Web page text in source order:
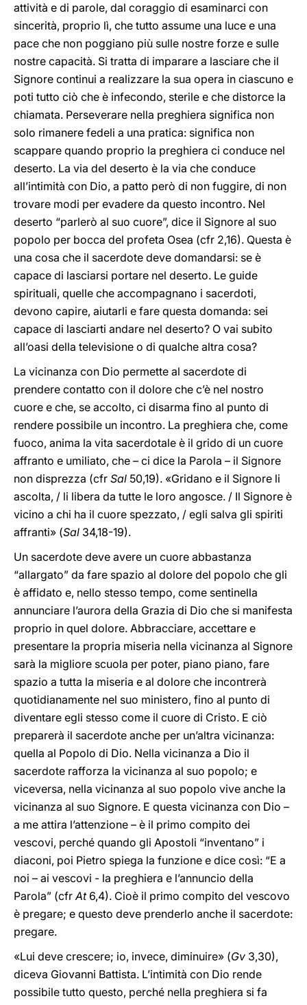
attività e di parole, dal coraggio di esaminarci con
sincerità, proprio lì, che tutto assume una luce e una
pace che non poggiano più sulle nostre forze e sulle
nostre capacità. Si tratta di imparare a lasciare che il
Signore continui a realizzare la sua opera in ciascuno e
poti tutto ciò che è infecondo, sterile e che distorce la
chiamata. Perseverare nella preghiera significa non
solo rimanere fedeli a una pratica: significa non
scappare quando proprio la preghiera ci conduce nel
deserto. La via del deserto è la via che conduce
all’intimità con Dio, a patto però di non fuggire, di non
trovare modi per evadere da questo incontro. Nel
deserto “parlerò al suo cuore”, dice il Signore al suo
popolo per bocca del profeta Osea (cfr 2,16). Questa è
una cosa che il sacerdote deve domandarsi: se è
capace di lasciarsi portare nel deserto. Le guide
spirituali, quelle che accompagnano i sacerdoti,
devono capire, aiutarli e fare questa domanda: sei
capace di lasciarti andare nel deserto? O vai subito
all’oasi della televisione o di qualche altra cosa?
La vicinanza con Dio permette al sacerdote di
prendere contatto con il dolore che c’è nel nostro
cuore e che, se accolto, ci disarma fino al punto di
rendere possibile un incontro. La preghiera che, come
fuoco, anima la vita sacerdotale è il grido di un cuore
affranto e umiliato, che – ci dice la Parola – il Signore
non disprezza (cfr Sal 50,19). «Gridano e il Signore li
ascolta, / li libera da tutte le loro angosce. / Il Signore è
vicino a chi ha il cuore spezzato, / egli salva gli spiriti
affranti» (Sal 34,18-19).
Un sacerdote deve avere un cuore abbastanza
“allargato” da fare spazio al dolore del popolo che gli
è affidato e, nello stesso tempo, come sentinella
annunciare l’aurora della Grazia di Dio che si manifesta
proprio in quel dolore. Abbracciare, accettare e
presentare la propria miseria nella vicinanza al Signore
sarà la migliore scuola per poter, piano piano, fare
spazio a tutta la miseria e al dolore che incontrerà
quotidianamente nel suo ministero, fino al punto di
diventare egli stesso come il cuore di Cristo. E ciò
preparerà il sacerdote anche per un’altra vicinanza:
quella al Popolo di Dio. Nella vicinanza a Dio il
sacerdote rafforza la vicinanza al suo popolo; e
viceversa, nella vicinanza al suo popolo vive anche la
vicinanza al suo Signore. E questa vicinanza con Dio –
a me attira l’attenzione – è il primo compito dei
vescovi, perché quando gli Apostoli “inventano” i
diaconi, poi Pietro spiega la funzione e dice così: “E a
noi – ai vescovi - la preghiera e l’annuncio della
Parola” (cfrAt6,4). Cioè il primo compito del vescovo
è pregare; e questo deve prenderlo anche il sacerdote:
pregare.
«Lui deve crescere; io, invece, diminuire» (Gv 3,30),
diceva Giovanni Battista. L’intimità con Dio rende
possibile tutto questo, perché nella preghiera si fa